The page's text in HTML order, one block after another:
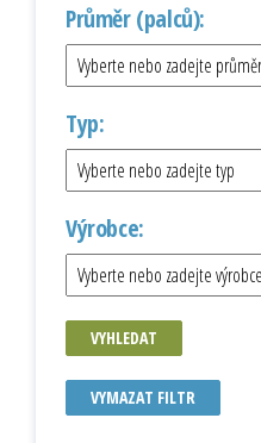
Průměr (palců):
Typ:
Výrobce:
VYHLEDAT
VYMAZAT FILTR